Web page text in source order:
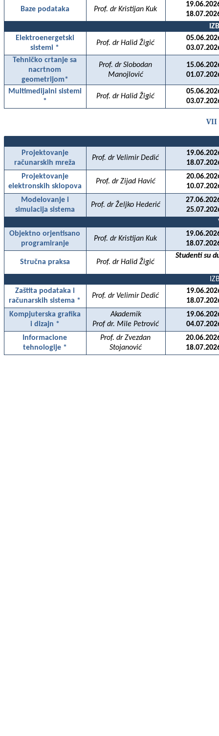
Baze podataka Prof. dr Kristijan Kuk
Elektroenergetski
sistemi *
Prof. dr Halid Žigić
Tehničko crtanje sa
nacrtnom
geometrijom*
Prof. dr Slobodan
Manojlović
Multimedijalni sistemi
*
Prof. dr Halid Žigić
VII
Projektovanje
računarskih mreža
Prof. dr Velimir Dedić
Projektovanje
elektronskih sklopova
Prof. dr Zijad Havić
Modelovanje i
simulacija sistema
Prof. dr Željko Hederić
Objektno orjentisano
programiranje
Prof. dr Kristijan Kuk
Stručna praksa Prof. dr Halid Žigić
Studenti su
Zaštita podataka i
računarskih sistema *
Prof. dr Velimir Dedić
Kompjuterska grafika
i dizajn *
Akademik
Prof dr. Mile Petrović
Informacione
tehnologije *
Prof. dr Zvezdan
Stojanović